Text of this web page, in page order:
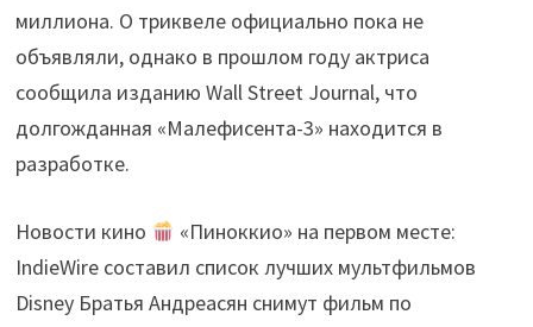
миллиона. О триквеле официально пока не
объявляли, однако в прошлом году актриса
сообщила изданию Wall Street Journal, что
долгожданная «Малефисента-3» находится в
разработке.
Новости кино
«Пиноккио» на первом месте:
IndieWire составил список лучших мультфильмов
Disney Братья Андреасян снимут фильм по